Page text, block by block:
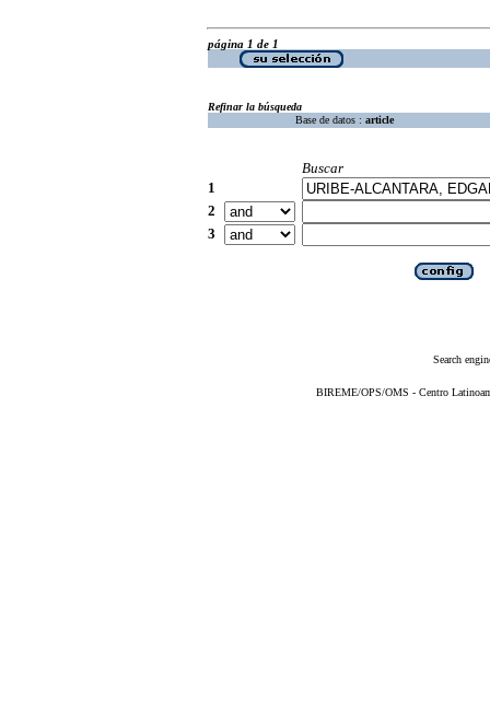
página 1 de 1
Refinar la búsqueda
Base de datos : article
Buscar
1
2
3
Search
BIREME/OPS/OMS - Centro